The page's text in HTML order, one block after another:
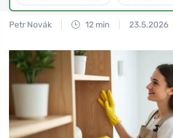
Petr Novák 12 min 23.5.2026